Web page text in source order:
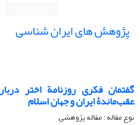
پژوهش های ایران شناسی
گفتمان فکری روزنامة اختر
عقب‌ماندۀ ایران و جهان اسلام
نوع مقاله : مقاله پژوهشی